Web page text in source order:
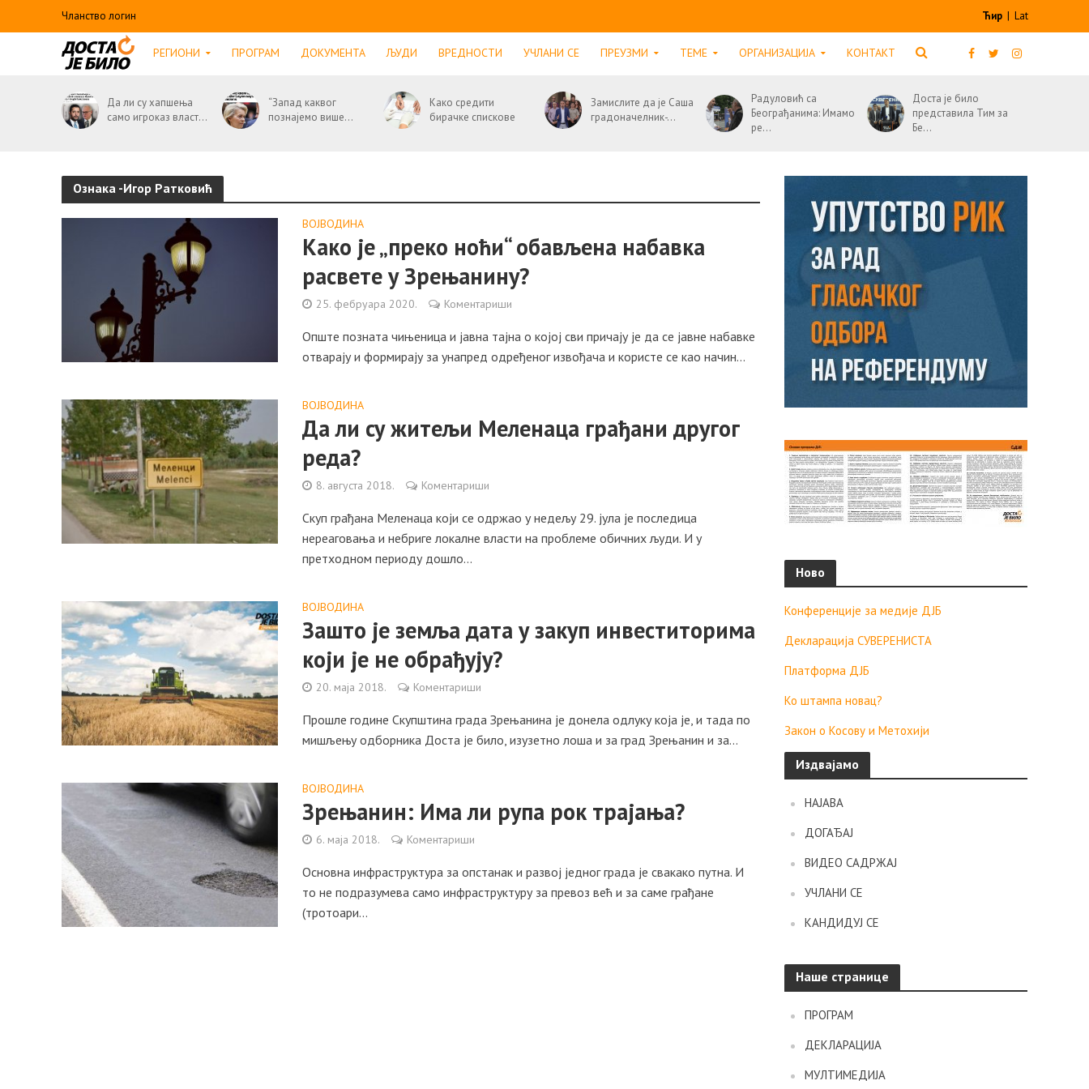
Чланство логин Ћир | Lat
РЕГИОНИ ПРОГРАМ ДОКУМЕНТА ЉУДИ ВРЕДНОСТИ УЧЛАНИ СЕ ПРЕУЗМИ ТЕМЕ ОРГАНИЗАЦИЈА КОНТАКТ
Да ли су хапшења
само игроказ власт...
“Запад каквог
познајемо више...
Како средити
бирачке спискове
Замислите да је Саша
градоначелник-...
Радуловић са
Београђанима: Имамо
ре...
Доста је било
представила Тим за
Бе...
Ознака -Игор Ратковић
ВОЈВОДИНА
Како је „преко ноћи“ обављена набавка
расвете у Зрењанину?
25. фебруара 2020. Коментариши
Опште позната чињеница и јавна тајна о којој сви причају је да се јавне набавке
отварају и формирају за унапред одређеног извођача и користе се као начин...
ВОЈВОДИНА
Да ли су житељи Меленаца грађани другог
реда?
8. августа 2018. Коментариши
Скуп грађана Меленаца који се одржао у недељу 29. јула је последица
нереаговања и небриге локалне власти на проблеме обичних људи. И у
претходном периоду дошло...
ВОЈВОДИНА
Зашто је земља дата у закуп инвеститорима
који је не обрађују?
20. маја 2018. Коментариши
Прошле године Скупштина града Зрењанина је донела одлуку која је, и тада по
мишљењу одборника Доста је било, изузетно лоша и за град Зрењанин и за...
ВОЈВОДИНА
Зрењанин: Има ли рупа рок трајања?
6. маја 2018. Коментариши
Основна инфраструктура за опстанак и развој једног града је свакако путна. И
то не подразумева само инфраструктуру за превоз већ и за саме грађане
(тротоари...
Ново
Конференције за медије ДЈБ
Декларација СУВЕРЕНИСТА
Платформа ДЈБ
Ко штампа новац?
Закон о Косову и Метохији
Издвајамо
НАЈАВА
ДОГАЂАЈ
ВИДЕО САДРЖАЈ
УЧЛАНИ СЕ
КАНДИДУЈ СЕ
Наше странице
ПРОГРАМ
ДЕКЛАРАЦИЈА
МУЛТИМЕДИЈА